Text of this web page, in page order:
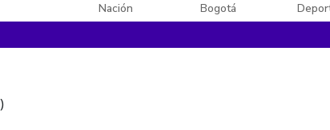
Nación Bogotá
)